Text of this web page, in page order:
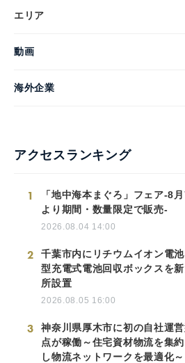
エリア
動画
海外企業
アクセスランキング
1
「地中海本まぐろ」フェア-8月
より期間・数量限定で販売-
2026.08.04 14:00
2
千葉市内にリチウムイオン電
型充電式電池回収ボックスを
所設置
2026.08.05 16:00
3
神奈川県厚木市に初の自社運
点が稼働～住宅資材物流を集
し物流ネットワークを最適化～